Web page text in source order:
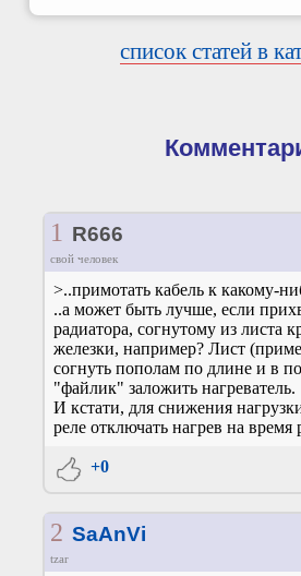
список статей в
1 R666
свой человек
>..примотать кабель к какому-
..а может быть лучше, если
радиатора, согнутому из листа
железки, например? Лист
согнуть пополам по длине и в
"файлик" заложить нагреватель.
И кстати, для снижения
реле отключать нагрев на время
+0
2 SaAnVi
tzar